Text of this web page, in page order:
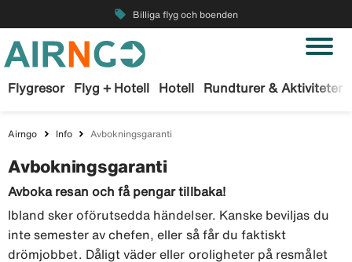
local_offer Billiga flyg och boenden
Flygresor Flyg + Hotell Hotell Rundturer & Aktiviteter
Airngo Info Avbokningsgaranti
Avbokningsgaranti
Avboka resan och få pengar tillbaka!
Ibland sker oförutsedda händelser. Kanske beviljas du
inte semester av chefen, eller så får du faktiskt
drömjobbet. Dåligt väder eller oroligheter på resmålet